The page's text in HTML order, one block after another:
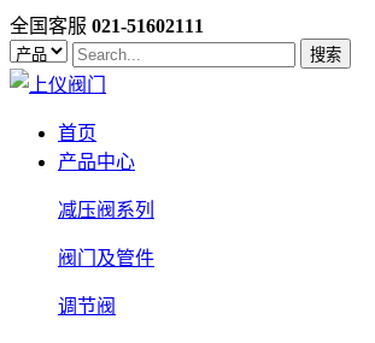
全国客服 021-51602111
搜索
首页
产品中心
减压阀系列
阀门及管件
调节阀